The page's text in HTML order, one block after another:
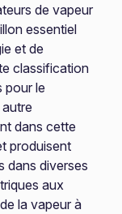
de vapeur
essentiel
et de
classification
pour le
dans cette
produisent
dans diverses
aux
la vapeur à